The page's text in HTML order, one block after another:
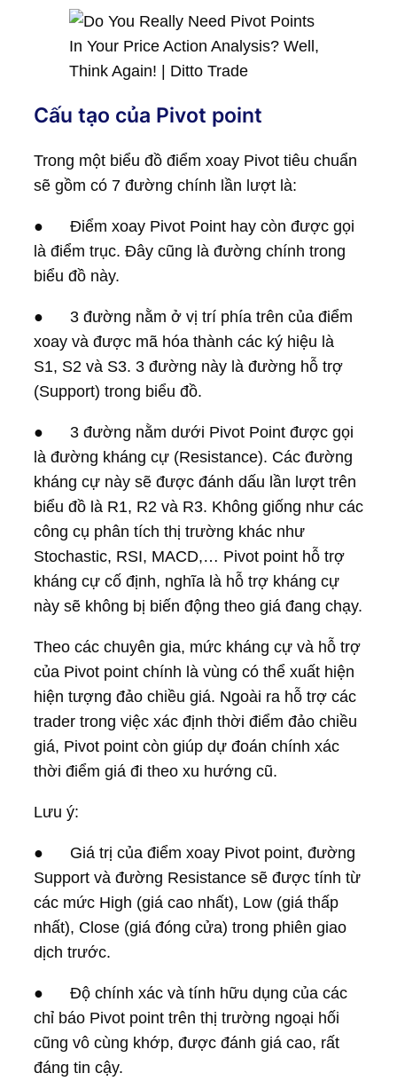
Cấu tạo của Pivot point
Trong một biểu đồ điểm xoay Pivot tiêu chuẩn
sẽ gồm có 7 đường chính lần lượt là:
● Điểm xoay Pivot Point hay còn được gọi
là điểm trục. Đây cũng là đường chính trong
biểu đồ này.
● 3 đường nằm ở vị trí phía trên của điểm
xoay và được mã hóa thành các ký hiệu là
S1, S2 và S3. 3 đường này là đường hỗ trợ
(Support) trong biểu đồ.
● 3 đường nằm dưới Pivot Point được gọi
là đường kháng cự (Resistance). Các đường
kháng cự này sẽ được đánh dấu lần lượt trên
biểu đồ là R1, R2 và R3. Không giống như các
công cụ phân tích thị trường khác như
Stochastic, RSI, MACD,… Pivot point hỗ trợ
kháng cự cố định, nghĩa là hỗ trợ kháng cự
này sẽ không bị biến động theo giá đang chạy.
Theo các chuyên gia, mức kháng cự và hỗ trợ
của Pivot point chính là vùng có thể xuất hiện
hiện tượng đảo chiều giá. Ngoài ra hỗ trợ các
trader trong việc xác định thời điểm đảo chiều
giá, Pivot point còn giúp dự đoán chính xác
thời điểm giá đi theo xu hướng cũ.
Lưu ý:
● Giá trị của điểm xoay Pivot point, đường
Support và đường Resistance sẽ được tính từ
các mức High (giá cao nhất), Low (giá thấp
nhất), Close (giá đóng cửa) trong phiên giao
dịch trước.
● Độ chính xác và tính hữu dụng của các
chỉ báo Pivot point trên thị trường ngoại hối
cũng vô cùng khớp, được đánh giá cao, rất
đáng tin cậy.